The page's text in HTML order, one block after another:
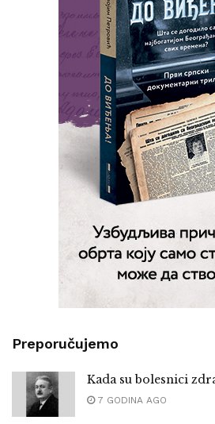
Preporučujemo
Kada su bolesnici
7 GODINA AGO